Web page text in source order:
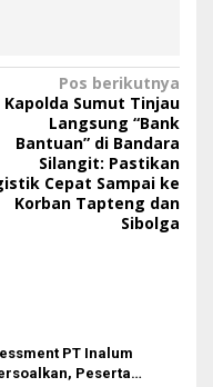
Pos berikutnya
Kapolda Sumut Tinjau
Langsung “Bank
Bantuan” di Bandara
Silangit: Pastikan
Cepat Sampai ke
Korban Tapteng dan
Sibolga
PT Inalum
Peserta